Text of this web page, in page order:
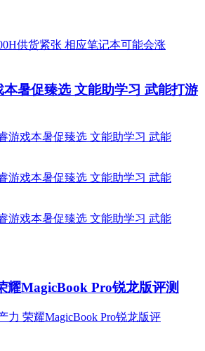
暑促臻选 文能助学习 武能打游
耀MagicBook Pro锐龙版评测